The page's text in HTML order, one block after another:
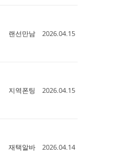
랜선만남 2026.04.15
지역폰팅 2026.04.15
재택알바 2026.04.14